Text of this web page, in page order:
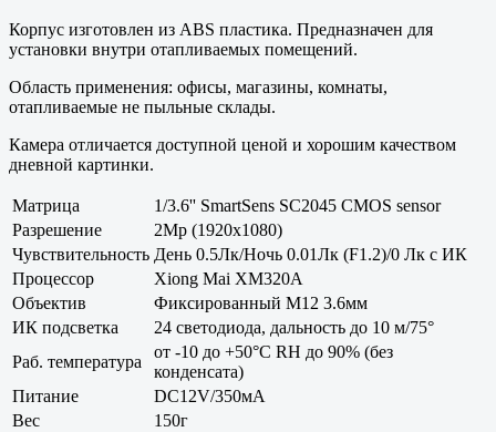
Корпус изготовлен из ABS пластика. Предназначен для
установки внутри отапливаемых помещений.
Область применения: офисы, магазины, комнаты,
отапливаемые не пыльные склады.
Камера отличается доступной ценой и хорошим качеством
дневной картинки.
Матрица
1/3.6'' SmartSens SC2045 CMOS sensor
Разрешение
2Mp (1920x1080)
Чувствительность День 0.5Лк/Ночь 0.01Лк (F1.2)/0 Лк с ИК
Процессор
Xiong Mai XM320A
Объектив
Фиксированный M12 3.6мм
ИК подсветка
24 светодиода, дальность до 10 м/75°
Раб. температура
от -10 до +50°С RH до 90% (без
конденсата)
Питание
DC12V/350мА
Вес
150г